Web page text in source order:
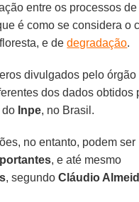
entre os processos de
é como se considera o
e dedegradação.
divulgados pelo órgão
dos dados obtidos
do Inpe, no Brasil.
no entanto, podem ser
, e até mesmo
, segundoCláudio